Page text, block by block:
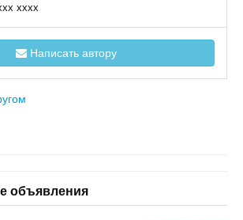
xxxx
Написать автору
объявления